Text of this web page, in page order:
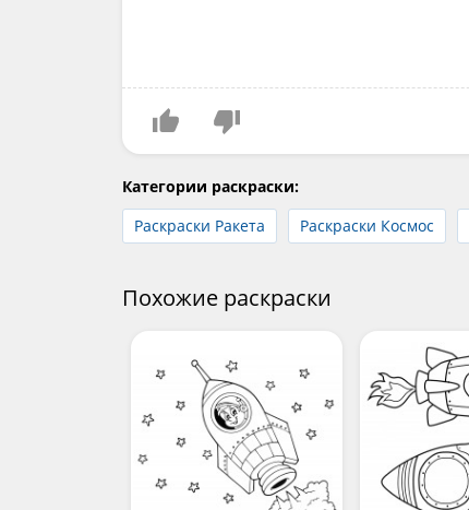
Категории раскраски:
Раскраски Ракета
Раскраски Космос
Похожие раскраски